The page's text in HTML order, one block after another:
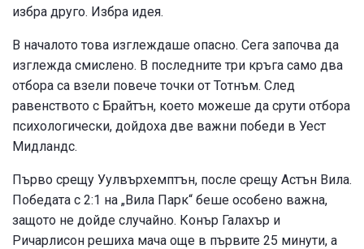
избра друго. Избра идея.
В началото това изглеждаше опасно. Сега започва да
изглежда смислено. В последните три кръга само два
отбора са взели повече точки от Тотнъм. След
равенството с Брайтън, което можеше да срути отбора
психологически, дойдоха две важни победи в Уест
Мидландс.
Първо срещу Уулвърхемптън, после срещу Астън Вила.
Победата с 2:1 на „Вила Парк“ беше особено важна,
защото не дойде случайно. Конър Галахър и
Ричарлисон решиха мача още в първите 25 минути, а